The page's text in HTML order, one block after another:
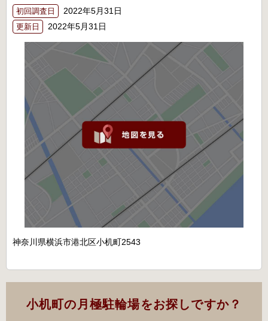
初回調査日 2022年5月31日
更新日 2022年5月31日
神奈川県横浜市港北区小机町2543
小机町の月極駐輪場をお探しですか？